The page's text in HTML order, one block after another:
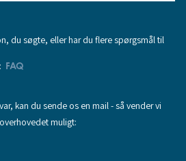
du søgte, eller har du flere spørgsmål til
FAQ
kan du sende os en mail - så vender vi
muligt: